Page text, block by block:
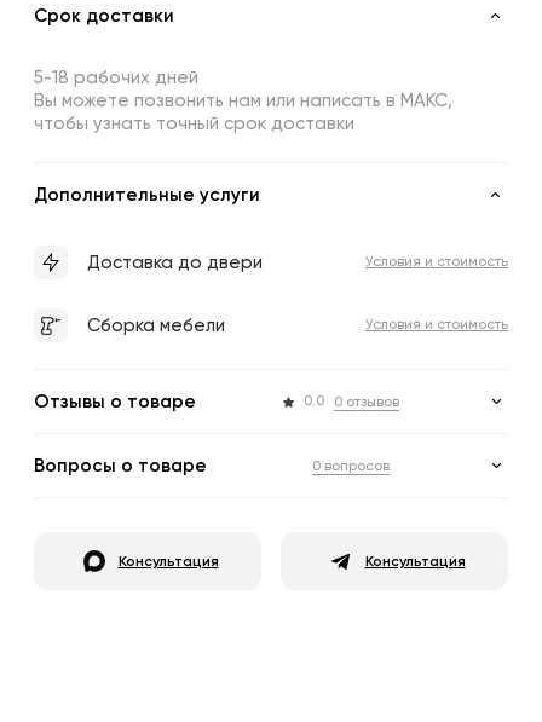
Срок доставки
5-18 рабочих дней
Вы можете позвонить нам или написать в МАКС,
чтобы узнать точный срок доставки
Дополнительные услуги
Доставка до двери Условия и стоимость
Сборка мебели Условия и стоимость
Отзывы о товаре 0.0 0 отзывов
Вопросы о товаре 0 вопросов
Консультация Консультация